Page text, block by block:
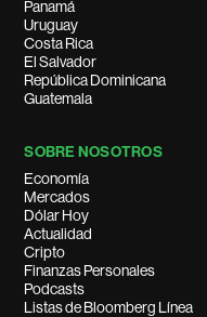
Panamá
Uruguay
Costa Rica
El Salvador
República Dominicana
Guatemala
SOBRE NOSOTROS
Economía
Mercados
Dólar Hoy
Actualidad
Cripto
Finanzas Personales
Podcasts
Listas de Bloomberg Línea